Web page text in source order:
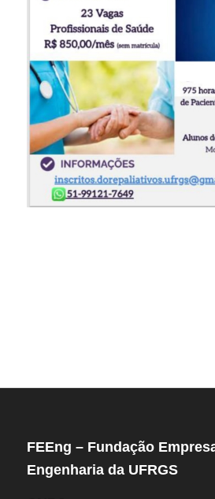
FEEng – Fundação
Engenharia da UFRGS